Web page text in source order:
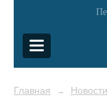
Главная → Новости